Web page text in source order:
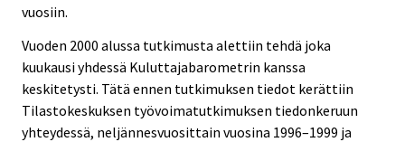
vuosiin.
Vuoden 2000 alussa tutkimusta alettiin tehdä joka
kuukausi yhdessä Kuluttajabarometrin kanssa
keskitetysti. Tätä ennen tutkimuksen tiedot kerättiin
Tilastokeskuksen työvoimatutkimuksen tiedonkeruun
yhteydessä, neljännesvuosittain vuosina 1996–1999 ja